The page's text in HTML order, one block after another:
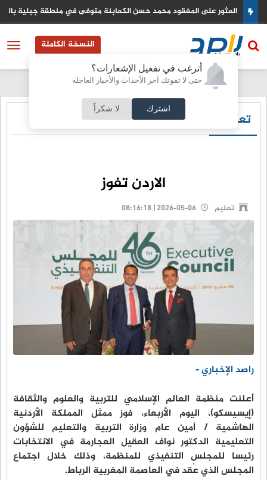
أترغب في تفعيل الإشعارات؟
حتى لا تفوتك آخر الأحداث والأخبار العاجلة
اشترك لا شكراً
العثور على المفقود محمد حسن الكعابنة متوفى في منطقة جبلية
النسخة الكاملة
تعليم
الاردن تفوز
تعليم
راصد الإخباري -
أعلنت منظمة العالم الإسلامي للتربية والعلوم والثقافة
(إيسيسكو)، اليوم الأربعاء، فوز ممثل المملكة الأردنية
الهاشمية / أمين عام وزارة التربية والتعليم للشؤون
التعليمية الدكتور نواف العقيل العجارمة في الانتخابات
رئيسا للمجلس التنفيذي للمنظمة، وذلك خلال اجتماع
المجلس الذي عُقد في العاصمة المغربية الرباط.